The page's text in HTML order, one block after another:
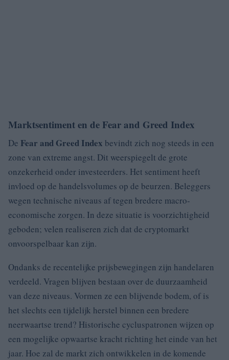
Marktsentiment en de Fear and Greed Index
De Fear and Greed Index bevindt zich nog steeds in een
zone van extreme angst. Dit weerspiegelt de grote
onzekerheid onder investeerders. Het sentiment heeft
invloed op de handelsvolumes op de beurzen. Beleggers
wegen technische niveaus af tegen bredere macro-
economische zorgen. In deze situatie is voorzichtigheid
geboden; velen realiseren zich dat de cryptomarkt
onvoorspelbaar kan zijn.
Ondanks de recentelijke prijsbewegingen zijn handelaren
verdeeld. Vragen blijven bestaan over de duurzaamheid
van deze niveaus. Vormen ze een blijvende bodem, of is
het slechts een tijdelijk herstel binnen een bredere
neerwaartse trend? Historische cycluspatronen wijzen op
een mogelijke opwaartse kracht richting het einde van het
jaar. Hoe zal de markt zich ontwikkelen in de komende